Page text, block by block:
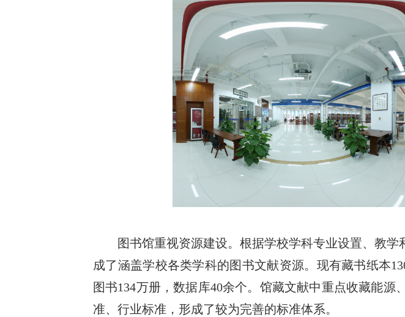
图书馆重视资源建设。根据学校学科专业设置、教
成了涵盖学校各类学科的图书文献资源。现有藏书纸本
图书134万册，数据库40余个。馆藏文献中重点收藏能
准、行业标准，形成了较为完善的标准体系。